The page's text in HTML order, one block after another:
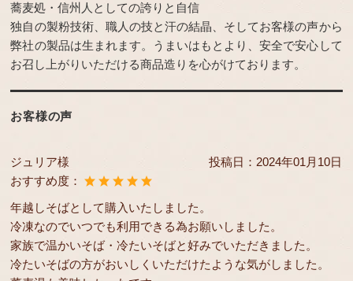
蕎麦処・信州人としての誇りと自信
独自の製粉技術、職人の技と汗の結晶、そしてお客様の声から
弊社の製品は生まれます。うまいはもとより、安全で安心して
お召し上がりいただける商品造りを心がけております。
お客様の声
ジュリア様 投稿日： 2024年01月10日
おすすめ度：
年越しそばとして購入いたしました。
冷凍なのでいつでも利用できる為お願いしました。
家族で温かいそば・冷たいそばと好みでいただきました。
冷たいそばの方がおいしくいただけたような気がしました。